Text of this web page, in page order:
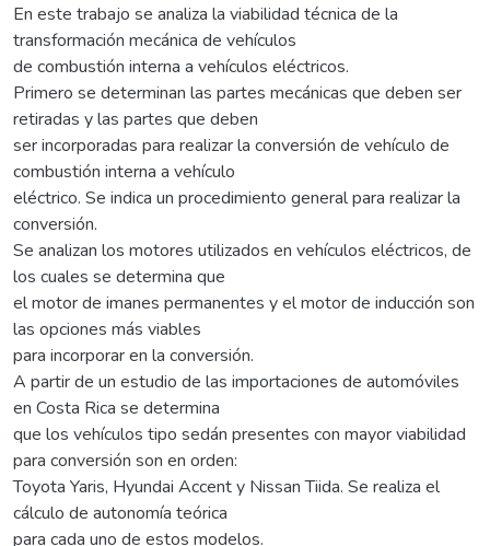
En este trabajo se analiza la viabilidad técnica de la
transformación mecánica de vehículos
de combustión interna a vehículos eléctricos.
Primero se determinan las partes mecánicas que deben ser
retiradas y las partes que deben
ser incorporadas para realizar la conversión de vehículo de
combustión interna a vehículo
eléctrico. Se indica un procedimiento general para realizar la
conversión.
Se analizan los motores utilizados en vehículos eléctricos, de
los cuales se determina que
el motor de imanes permanentes y el motor de inducción son
las opciones más viables
para incorporar en la conversión.
A partir de un estudio de las importaciones de automóviles
en Costa Rica se determina
que los vehículos tipo sedán presentes con mayor viabilidad
para conversión son en orden:
Toyota Yaris, Hyundai Accent y Nissan Tiida. Se realiza el
cálculo de autonomía teórica
para cada uno de estos modelos.